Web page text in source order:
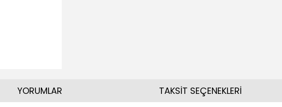
YORUMLAR TAKSİT SEÇENEKLERİ